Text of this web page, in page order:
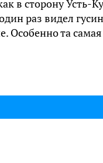
в сторону Усть-
раз видел
Особенно та самая